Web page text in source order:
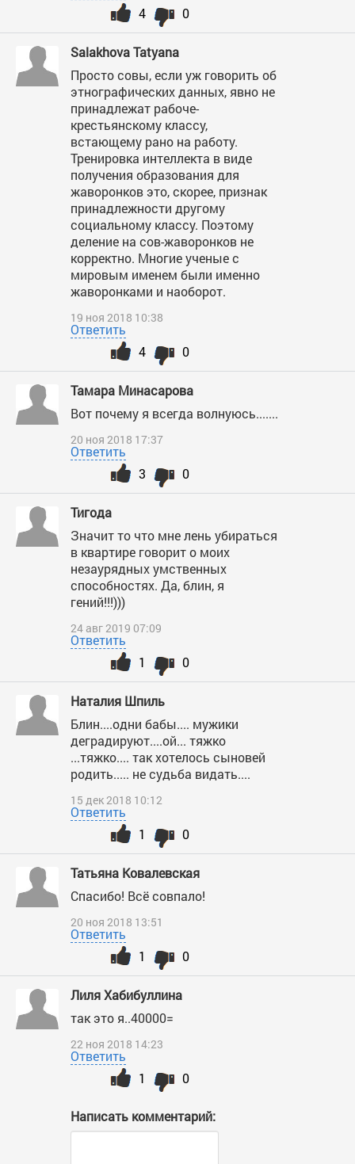
0
4
Salakhova Tatyana
Просто совы, если уж говорить об
этнографических данных, явно не
принадлежат рабоче-
крестьянскому классу,
встающему рано на работу.
Тренировка интеллекта в виде
получения образования для
жаворонков это, скорее, признак
принадлежности другому
социальному классу. Поэтому
деление на сов-жаворонков не
корректно. Многие ученые с
мировым именем были именно
жаворонками и наоборот.
19 ноя 2018 10:38
Ответить
0
4
Тамара Минасарова
Вот почему я всегда волнуюсь.......
20 ноя 2018 17:37
Ответить
0
3
Тигода
Значит то что мне лень убираться
в квартире говорит о моих
незаурядных умственных
способностях. Да, блин, я
гений!!!)))
24 авг 2019 07:09
Ответить
0
1
Наталия Шпиль
Блин....одни бабы.... мужики
деградируют....ой... тяжко
...тяжко.... так хотелось сыновей
родить..... не судьба видать....
15 дек 2018 10:12
Ответить
0
1
Татьяна Ковалевская
Спасибо! Всё совпало!
20 ноя 2018 13:51
Ответить
0
1
Лиля Хабибуллина
так это я..40000=
22 ноя 2018 14:23
Ответить
0
1
Написать комментарий: